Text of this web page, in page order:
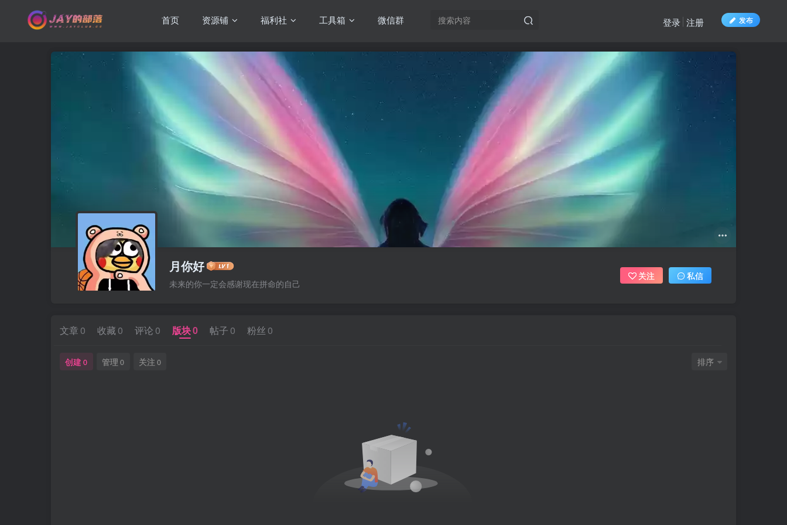
首页 资源铺 福利社 工具箱 微信群 发布
登录 注册
月你好
未来的你一定会感谢现在拼命的自己
关注 私信
文章 0 收藏 0 评论 0 版块0 帖子 0 粉丝 0
创建 0 管理 0 关注 0 排序